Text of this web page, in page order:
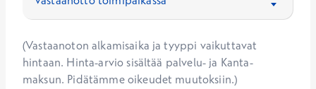
(Vastaanoton alkamisaika ja tyyppi vaikuttavat
hintaan. Hinta-arvio sisältää palvelu- ja Kanta-
maksun. Pidätämme oikeudet muutoksiin.)